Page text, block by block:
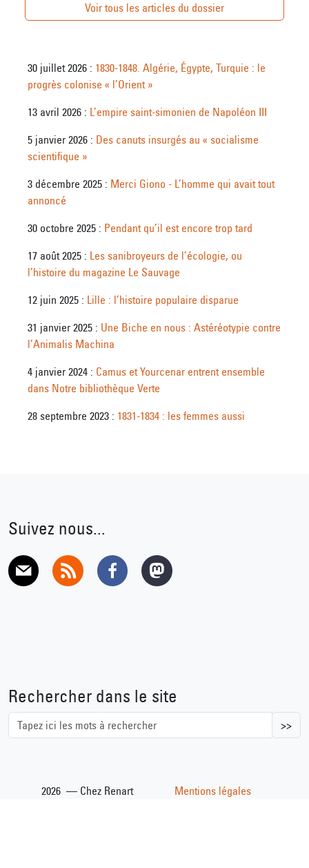
Voir tous les articles du dossier
30 juillet 2026 : 1830-1848. Algérie, Égypte, Turquie : le
progrès colonise « l’Orient »
13 avril 2026 : L’empire saint-simonien de Napoléon III
5 janvier 2026 : Des canuts insurgés au « socialisme
scientifique »
3 décembre 2025 : Merci Giono - L’homme qui avait tout
annoncé
30 octobre 2025 : Pendant qu’il est encore trop tard
17 août 2025 : Les sanibroyeurs de l’écologie, ou
l’histoire du magazine Le Sauvage
12 juin 2025 : Lille : l’histoire populaire disparue
31 janvier 2025 : Une Biche en nous : Astéréotypie contre
l’Animalis Machina
4 janvier 2024 : Camus et Yourcenar entrent ensemble
dans Notre bibliothèque Verte
28 septembre 2023 : 1831-1834 : les femmes aussi
Suivez nous...
Rechercher dans le site
>>
2026 — Chez Renart Mentions légales